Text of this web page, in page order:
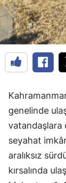
genelinde
vatandaşlara
seyahat
aralıksız
kırsalında